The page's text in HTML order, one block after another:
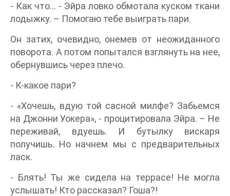
- Как что… - Эйра ловко обмотала куском ткани
лодыжку. – Помогаю тебе выиграть пари.
Он затих, очевидно, онемев от неожиданного
поворота. А потом попытался взглянуть на нее,
обернувшись через плечо.
- К-какое пари?
- «Хочешь, вдую той сасной милфе? Забьемся
на Джонни Уокера», - процитировала Эйра. – Не
переживай, вдуешь. И бутылку вискаря
получишь. Но начнем мы с предварительных
ласк.
- Блять! Ты же сидела на террасе! Не могла
услышать! Кто рассказал? Гоша?!